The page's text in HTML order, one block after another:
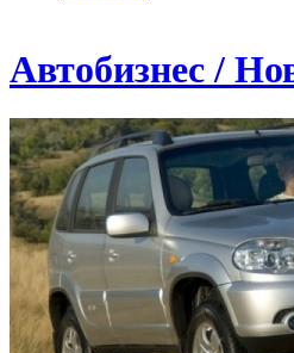
Автобизнес /